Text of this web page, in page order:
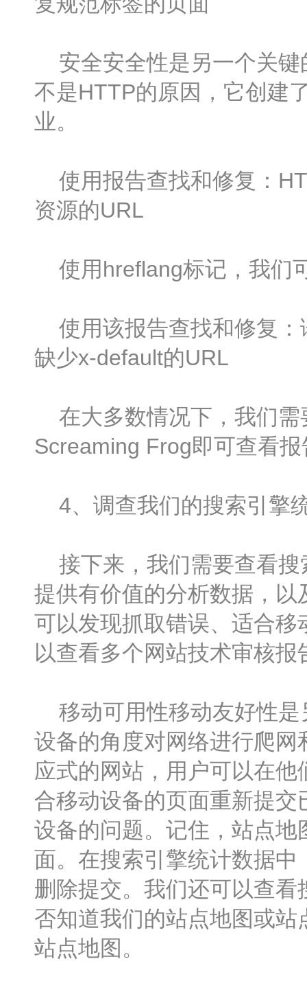
安全安全性是另一个关键
不是HTTP的原因，它创建
业。
使用报告查找和修复：
资源的URL
使用hreflang标记，我们
使用该报告查找和修复：
缺少x-default的URL
在大多数情况下，我们需
Screaming Frog即可查看报
4、调查我们的搜索引擎
接下来，我们需要查看搜
提供有价值的分析数据，
可以发现抓取错误、适合
以查看多个网站技术审核报
移动可用性移动友好性是
设备的角度对网络进行爬
应式的网站，用户可以在
合移动设备的页面重新提
设备的问题。记住，站点
面。在搜索引擎统计数据
删除提交。我们还可以查
否知道我们的站点地图或
站点地图。